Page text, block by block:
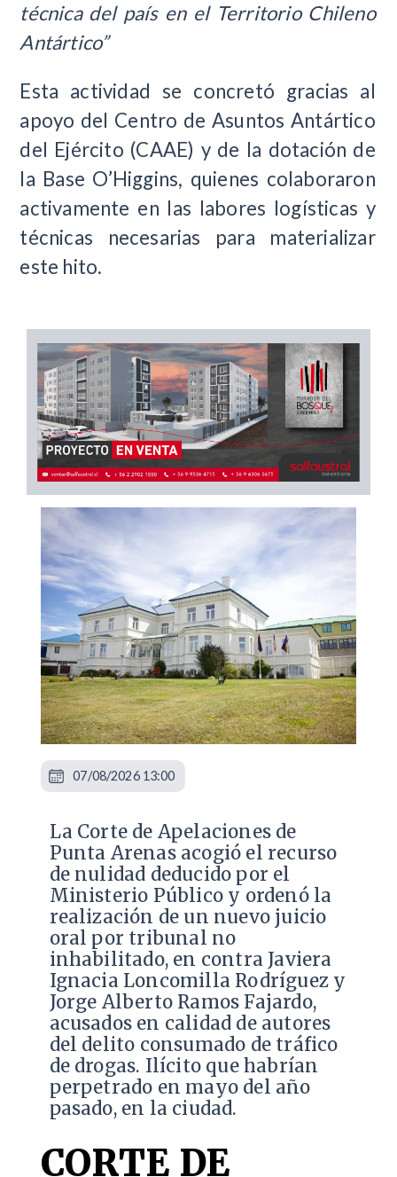
técnica del país en el Territorio Chileno
Antártico”
Esta actividad se concretó gracias al
apoyo del Centro de Asuntos Antártico
del Ejército (CAAE) y de la dotación de
la Base O’Higgins, quienes colaboraron
activamente en las labores logísticas y
técnicas necesarias para materializar
este hito.
La Corte de Apelaciones de
Punta Arenas acogió el recurso
de nulidad deducido por el
Ministerio Público y ordenó la
realización de un nuevo juicio
oral por tribunal no
inhabilitado, en contra Javiera
Ignacia Loncomilla Rodríguez y
Jorge Alberto Ramos Fajardo,
acusados en calidad de autores
del delito consumado de tráfico
de drogas. Ilícito que habrían
perpetrado en mayo del año
pasado, en la ciudad.
CORTE DE
07/08/2026 13:00